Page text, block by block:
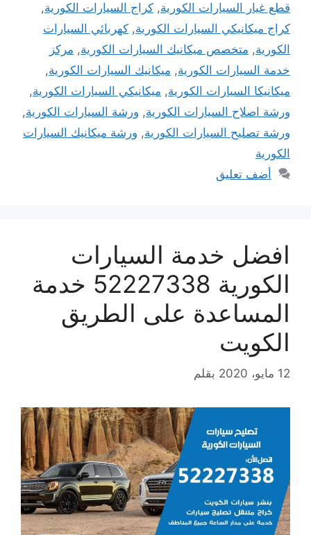
قطع غيار السيارات الكورية, كراج السيارات الكورية,
كراج ميكانيكي السيارات الكورية, كهربائي السيارات
الكورية, متخصص ميكانيك السيارات الكورية, مركز
خدمة السيارات الكورية, ميكانيك السيارات الكورية,
ميكانيكا السيارات الكورية, ميكانيكي السيارات الكورية,
ورشة اصلاح السيارات الكورية, ورشة السيارات الكورية,
ورشة تصليح السيارات الكورية, ورشة ميكانيك السيارات
الكورية
أضف تعليق
افضل خدمة السيارات
الكورية 52227338 خدمة
المساعدة على الطريق
الكويت
12 مايو، 2020 بقلم